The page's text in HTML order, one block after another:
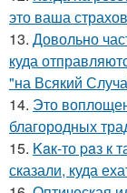
это ваша
13. Довольно
куда
"на Всякий
14. Это
благородных
15. Kaк-то paз к
сказали, куда